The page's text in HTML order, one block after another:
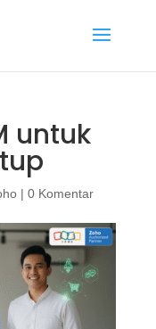
untuk
| 0 Komentar